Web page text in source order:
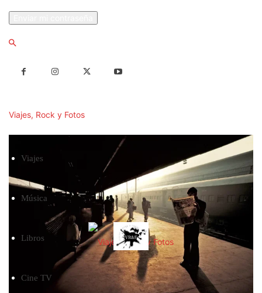
Viajes, Rock y Fotos
Viajes
Música
Libros
Cine TV